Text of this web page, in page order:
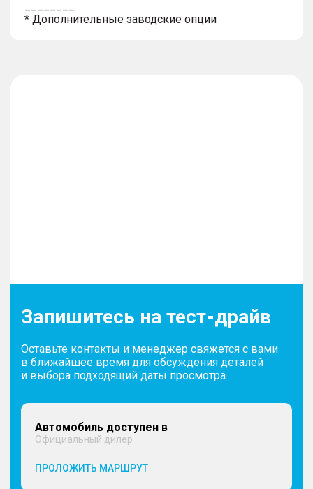
* Дополнительные заводские опции
Запишитесь на тест-драйв
Оставьте контакты и менеджер свяжется с вами
в ближайшее время для обсуждения деталей
и выбора подходящий даты просмотра.
Автомобиль доступен в
Официальный дилер
ПРОЛОЖИТЬ МАРШРУТ